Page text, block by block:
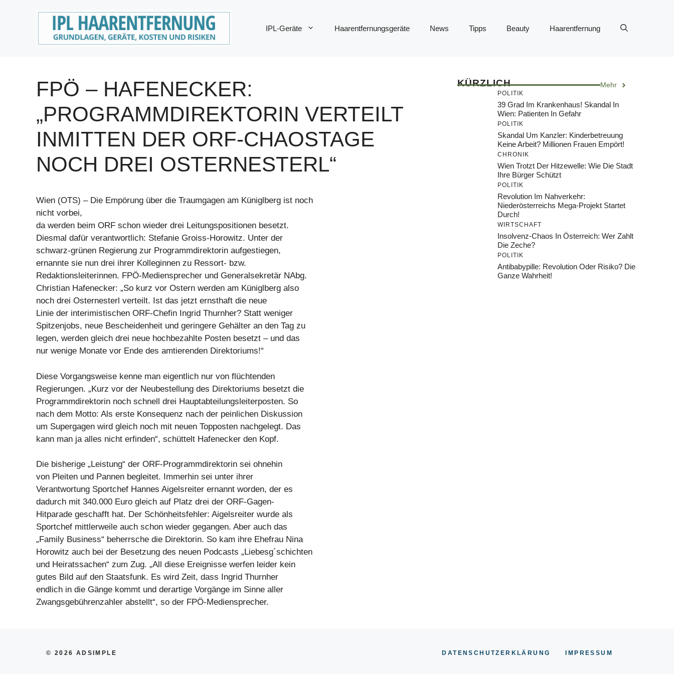
IPL-Geräte Haarentfernungsgeräte News Tipps Beauty Haarentfernung
FPÖ – HAFENECKER:
„PROGRAMMDIREKTORIN VERTEILT
INMITTEN DER ORF-CHAOSTAGE
NOCH DREI OSTERNESTERL“
Wien (OTS) – Die Empörung über die Traumgagen am Küniglberg ist noch
nicht vorbei,
da werden beim ORF schon wieder drei Leitungspositionen besetzt.
Diesmal dafür verantwortlich: Stefanie Groiss-Horowitz. Unter der
schwarz-grünen Regierung zur Programmdirektorin aufgestiegen,
ernannte sie nun drei ihrer Kolleginnen zu Ressort- bzw.
Redaktionsleiterinnen. FPÖ-Mediensprecher und Generalsekretär NAbg.
Christian Hafenecker: „So kurz vor Ostern werden am Küniglberg also
noch drei Osternesterl verteilt. Ist das jetzt ernsthaft die neue
Linie der interimistischen ORF-Chefin Ingrid Thurnher? Statt weniger
Spitzenjobs, neue Bescheidenheit und geringere Gehälter an den Tag zu
legen, werden gleich drei neue hochbezahlte Posten besetzt – und das
nur wenige Monate vor Ende des amtierenden Direktoriums!“
Diese Vorgangsweise kenne man eigentlich nur von flüchtenden
Regierungen. „Kurz vor der Neubestellung des Direktoriums besetzt die
Programmdirektorin noch schnell drei Hauptabteilungsleiterposten. So
nach dem Motto: Als erste Konsequenz nach der peinlichen Diskussion
um Supergagen wird gleich noch mit neuen Topposten nachgelegt. Das
kann man ja alles nicht erfinden“, schüttelt Hafenecker den Kopf.
Die bisherige „Leistung“ der ORF-Programmdirektorin sei ohnehin
von Pleiten und Pannen begleitet. Immerhin sei unter ihrer
Verantwortung Sportchef Hannes Aigelsreiter ernannt worden, der es
dadurch mit 340.000 Euro gleich auf Platz drei der ORF-Gagen-
Hitparade geschafft hat. Der Schönheitsfehler: Aigelsreiter wurde als
Sportchef mittlerweile auch schon wieder gegangen. Aber auch das
„Family Business“ beherrsche die Direktorin. So kam ihre Ehefrau Nina
Horowitz auch bei der Besetzung des neuen Podcasts „Liebesg´schichten
und Heiratssachen“ zum Zug. „All diese Ereignisse werfen leider kein
gutes Bild auf den Staatsfunk. Es wird Zeit, dass Ingrid Thurnher
endlich in die Gänge kommt und derartige Vorgänge im Sinne aller
Zwangsgebührenzahler abstellt“, so der FPÖ-Mediensprecher.
KÜRZLICH Mehr
POLITIK
39 Grad Im Krankenhaus! Skandal In
Wien: Patienten In Gefahr
POLITIK
Skandal Um Kanzler: Kinderbetreuung
Keine Arbeit? Millionen Frauen Empört!
CHRONIK
Wien Trotzt Der Hitzewelle: Wie Die Stadt
Ihre Bürger Schützt
POLITIK
Revolution Im Nahverkehr:
Niederösterreichs Mega-Projekt Startet
Durch!
WIRTSCHAFT
Insolvenz-Chaos In Österreich: Wer Zahlt
Die Zeche?
POLITIK
Antibabypille: Revolution Oder Risiko? Die
Ganze Wahrheit!
© 2026 ADSIMPLE DATENSCHUTZERKLÄRUNG IMPRESSU M